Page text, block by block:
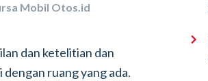
Mobil Otos.id
dan ketelitian dan
ruang yang ada.